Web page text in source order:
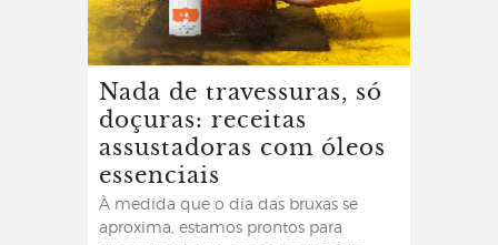
Nada de travessuras, só
doçuras: receitas
assustadoras com óleos
essenciais
À medida que o dia das bruxas se
aproxima, estamos prontos para